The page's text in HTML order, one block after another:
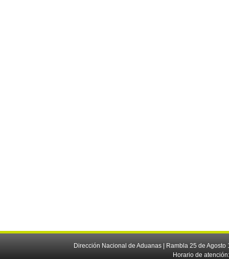
Dirección Nacional de Aduanas | Rambla 25 de
Horario de